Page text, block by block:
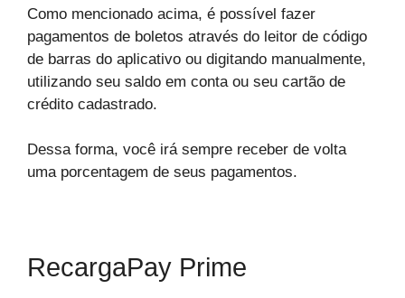
Como mencionado acima, é possível fazer
pagamentos de boletos através do leitor de código
de barras do aplicativo ou digitando manualmente,
utilizando seu saldo em conta ou seu cartão de
crédito cadastrado.
Dessa forma, você irá sempre receber de volta
uma porcentagem de seus pagamentos.
RecargaPay Prime